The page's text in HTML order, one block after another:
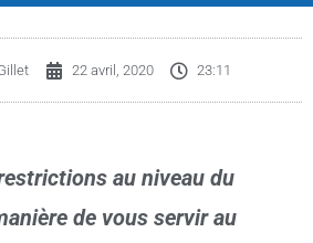
22 avril, 2020 23:11
au niveau du
de vous servir au